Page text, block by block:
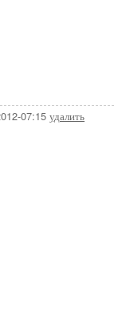
07:15 удалить